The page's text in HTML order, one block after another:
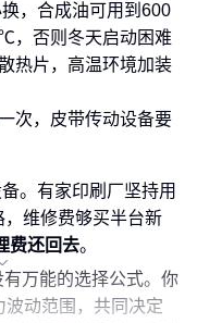
，合成油可用到600
，否则冬天启动困难
热片，高温环境加装
次，皮带传动设备要
。有家印刷厂坚持用
，维修费够买半台新
费还回去。
有万能的选择公式。你
动范围，共同决定